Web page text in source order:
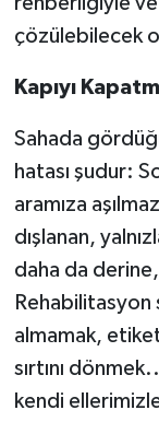
çözülebilecek
Kapıyı
Sahada
hatası şudur:
aramıza
dışlanan,
daha da
Rehabilitasyon
almamak,
sırtını
kendi